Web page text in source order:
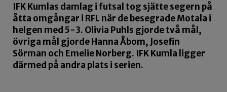
IFK Kumlas damlag i futsal tog sjätte segern på
åtta omgångar i RFL när de besegrade Motala i
helgen med 5-3. Olivia Puhls gjorde två mål,
övriga mål gjorde Hanna Åbom, Josefin
Sörman och Emelie Norberg. IFK Kumla ligger
därmed på andra plats i serien.